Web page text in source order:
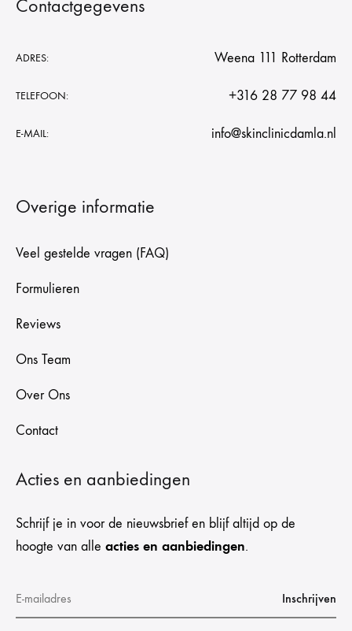
Contactgegevens
ADRES: Weena 111 Rotterdam
TELEFOON: +316 28 77 98 44
E-MAIL: info@skinclinicdamla.nl
Overige informatie
Veel gestelde vragen (FAQ)
Formulieren
Reviews
Ons Team
Over Ons
Contact
Acties en aanbiedingen
Schrijf je in voor de nieuwsbrief en blijf altijd op de
hoogte van alle acties en aanbiedingen.